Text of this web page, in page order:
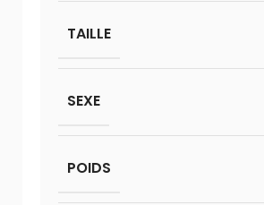
TAILLE
SEXE
POIDS